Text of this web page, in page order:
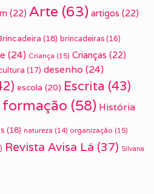
(22) Arte (63) artigos (22)
(18) brincadeiras (16)
(24) Criança (15) Crianças (22)
(17) desenho (24)
escola (20) Escrita (43)
formação (58) História
(18) natureza (14) organização (15)
Revista Avisa Lá (37) Silvana